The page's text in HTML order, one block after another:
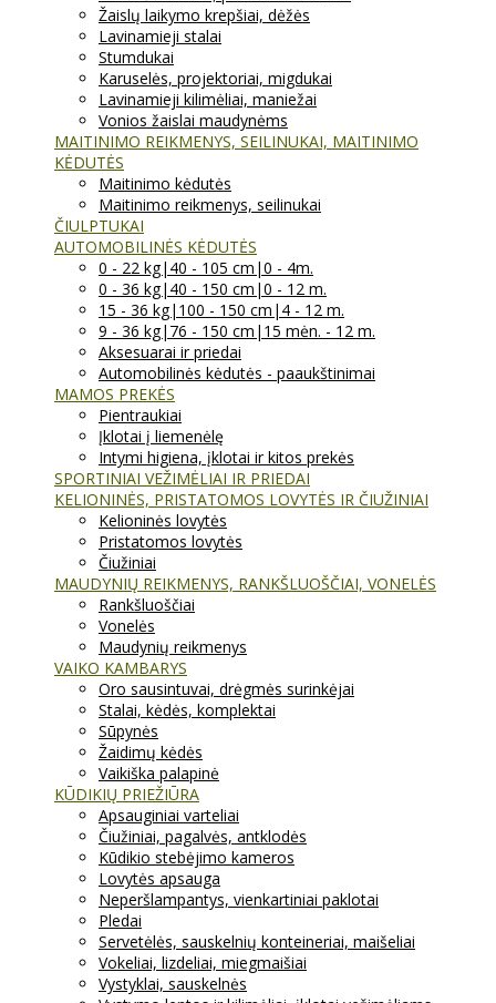
Žaislų laikymo krepšiai, dėžės
Lavinamieji stalai
Stumdukai
Karuselės, projektoriai, migdukai
Lavinamieji kilimėliai, maniežai
Vonios žaislai maudynėms
MAITINIMO REIKMENYS, SEILINUKAI, MAITINIMO
KĖDUTĖS
Maitinimo kėdutės
Maitinimo reikmenys, seilinukai
ČIULPTUKAI
AUTOMOBILINĖS KĖDUTĖS
0 - 22 kg|40 - 105 cm|0 - 4m.
0 - 36 kg|40 - 150 cm|0 - 12 m.
15 - 36 kg|100 - 150 cm|4 - 12 m.
9 - 36 kg|76 - 150 cm|15 mėn. - 12 m.
Aksesuarai ir priedai
Automobilinės kėdutės - paaukštinimai
MAMOS PREKĖS
Pientraukiai
Įklotai į liemenėlę
Intymi higiena, įklotai ir kitos prekės
SPORTINIAI VEŽIMĖLIAI IR PRIEDAI
KELIONINĖS, PRISTATOMOS LOVYTĖS IR ČIUŽINIAI
Kelioninės lovytės
Pristatomos lovytės
Čiužiniai
MAUDYNIŲ REIKMENYS, RANKŠLUOŠČIAI, VONELĖS
Rankšluoščiai
Vonelės
Maudynių reikmenys
VAIKO KAMBARYS
Oro sausintuvai, drėgmės surinkėjai
Stalai, kėdės, komplektai
Sūpynės
Žaidimų kėdės
Vaikiška palapinė
KŪDIKIŲ PRIEŽIŪRA
Apsauginiai varteliai
Čiužiniai, pagalvės, antklodės
Kūdikio stebėjimo kameros
Lovytės apsauga
Neperšlampantys, vienkartiniai paklotai
Pledai
Servetėlės, sauskelnių konteineriai, maišeliai
Vokeliai, lizdeliai, miegmaišiai
Vystyklai, sauskelnės